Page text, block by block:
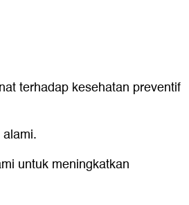
terhadap kesehatan preventif
untuk meningkatkan